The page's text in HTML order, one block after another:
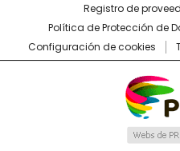
Registro de
Política de Protección de
Configuración de cookies